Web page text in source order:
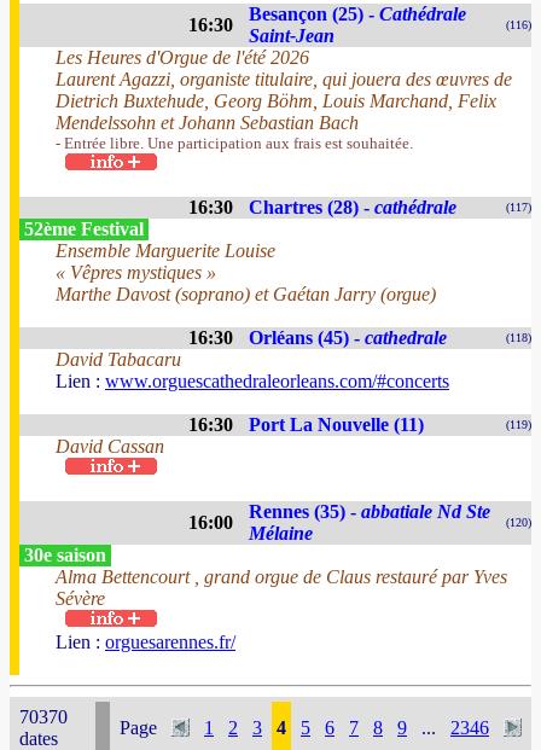
16:30
Besançon (25) - Cathédrale
Saint-Jean
(116)
Les Heures d'Orgue de l'été 2026
Laurent Agazzi, organiste titulaire, qui jouera des œuvres de
Dietrich Buxtehude, Georg Böhm, Louis Marchand, Felix
Mendelssohn et Johann Sebastian Bach
- Entrée libre. Une participation aux frais est souhaitée.
16:30 Chartres (28) - cathédrale (117)
52ème Festival
Ensemble Marguerite Louise
« Vêpres mystiques »
Marthe Davost (soprano) et Gaétan Jarry (orgue)
16:30 Orléans (45) - cathedrale (118)
David Tabacaru
Lien : www.orguescathedraleorleans.com/#concerts
16:30 Port La Nouvelle (11) (119)
David Cassan
16:00
Rennes (35) - abbatiale Nd Ste
Mélaine
(120)
30e saison
Alma Bettencourt , grand orgue de Claus restauré par Yves
Sévère
Lien : orguesarennes.fr/
70370
dates
Page 1 2 3 4 5 6 7 8 9 ... 2346